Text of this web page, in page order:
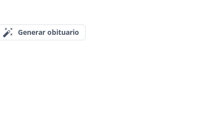
Generar obituario